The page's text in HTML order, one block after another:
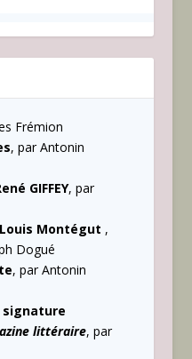
Frémion
, par Antonin
GIFFEY, par
Montégut ,
Dogué
, par Antonin
signature
littéraire, par